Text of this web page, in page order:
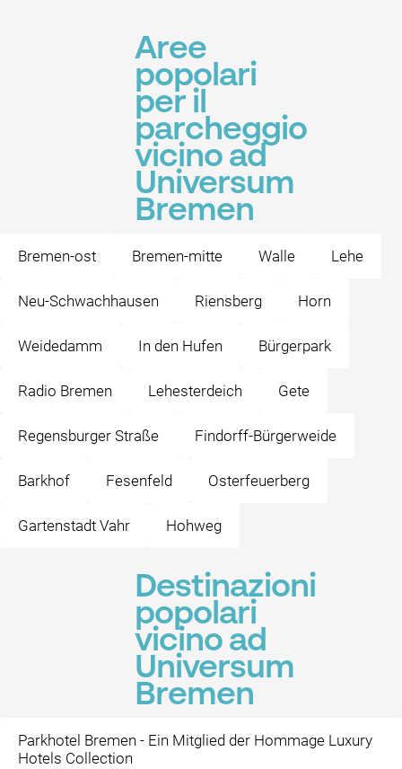
Aree
popolari
per il
parcheggio
vicino ad
Universum
Bremen
Bremen-ost Bremen-mitte Walle Lehe
Neu-Schwachhausen Riensberg Horn
Weidedamm In den Hufen Bürgerpark
Radio Bremen Lehesterdeich Gete
Regensburger Straße Findorff-Bürgerweide
Barkhof Fesenfeld Osterfeuerberg
Gartenstadt Vahr Hohweg
Destinazioni
popolari
vicino ad
Universum
Bremen
Parkhotel Bremen - Ein Mitglied der Hommage Luxury
Hotels Collection